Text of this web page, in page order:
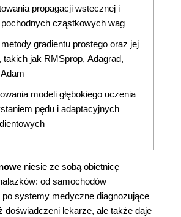
propagacji wstecznej i
cząstkowych wag
gradientu prostego oraz jej
takich jak RMSprop, Adagrad,
modeli głębokiego uczenia
pędu i adaptacyjnych
niesie ze sobą obietnicę
od samochodów
systemy medyczne diagnozujące
doświadczeni lekarze, ale także daje